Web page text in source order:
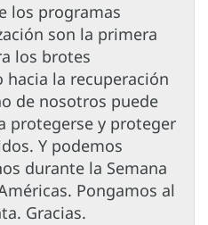
los programas
son la primera
los brotes
hacia la recuperación
de nosotros puede
protegerse y proteger
Y podemos
durante la Semana
Pongamos al
Gracias.